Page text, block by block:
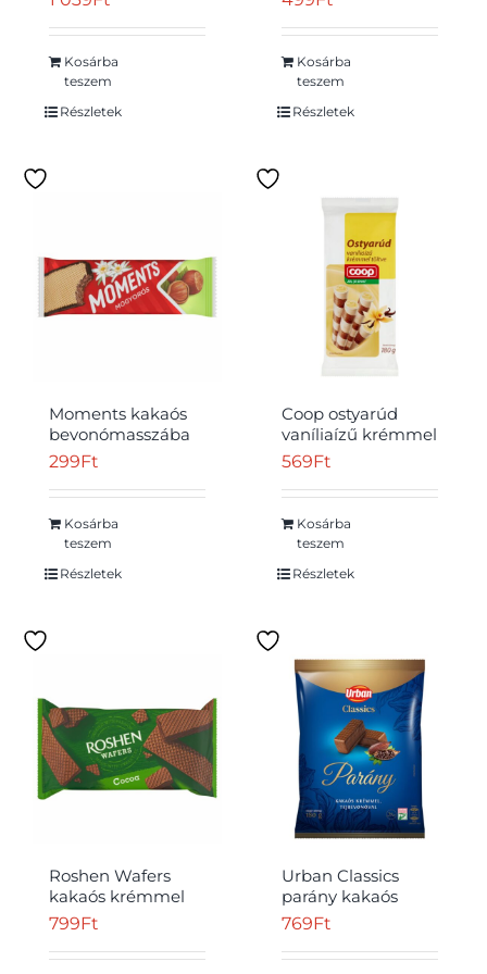
teasütemények
360 g
Kosárba
teszem
Részletek
Kosárba
teszem
Részletek
Moments kakaós
bevonómasszába
mártott, mogyorós
ostyaszelet 45 g
299Ft
Kosárba
teszem
Részletek
Coop ostyarúd
vaníliaízű krémmel
töltve 180 g
569Ft
Kosárba
teszem
Részletek
Roshen Wafers
kakaós krémmel
töltött kakaós ostya
799Ft
Urban Classics
parány kakaós
krémmel,
769Ft